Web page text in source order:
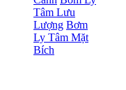
Tâm Lưu
Lượng Bơm
Ly Tâm Mặt
Bích